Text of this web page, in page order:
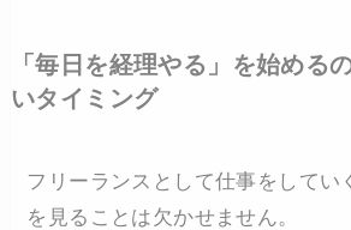
「毎日を経理やる」を始める
いタイミング
フリーランスとして仕事をしてい
を見ることは欠かせません。